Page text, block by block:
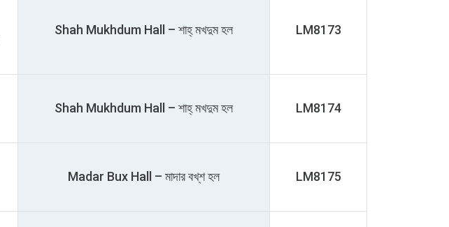
Shah Mukhdum Hall – শাহ্‌ মখদুম হল LM8173
Shah Mukhdum Hall – শাহ্‌ মখদুম হল LM8174
Madar Bux Hall – মাদার বখ্‌শ হল LM8175